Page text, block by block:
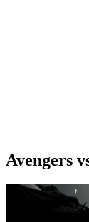
Avengers